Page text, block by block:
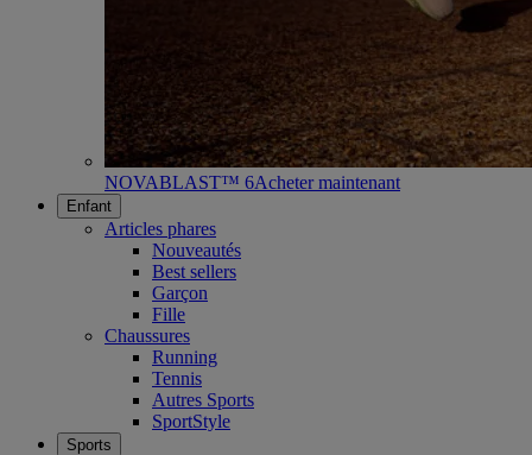
NOVABLAST™ 6Acheter maintenant
Enfant
Articles phares
Nouveautés
Best sellers
Garçon
Fille
Chaussures
Running
Tennis
Autres Sports
SportStyle
Sports